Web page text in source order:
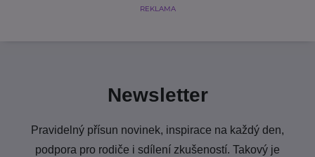
REKLAMA
Newsletter
Pravidelný přísun novinek, inspirace na každý den,
podpora pro rodiče i sdílení zkušeností. Takový je